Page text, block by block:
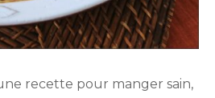
recette pour manger sain,